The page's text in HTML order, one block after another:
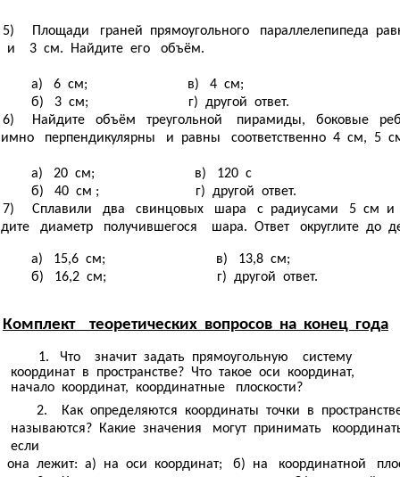
5) Площади граней прямоугольного параллелепипеда
3 см. Найдите его объём.
а) 6 см; в) 4 см;
б) 3 см; г) другой ответ.
6) Найдите объём треугольной пирамиды, боковые
перпендикулярны и равны соответственно 4 см, 5
а) 20 см; в) 120 с
б) 40 см ; г) другой ответ.
7) Сплавили два свинцовых шара с радиусами 5 см и
диаметр получившегося шара. Ответ округлите до
а) 15,6 см; в) 13,8 см;
б) 16,2 см; г) другой ответ.
Комплект теоретических вопросов на конец года
1. Что значит задать прямоугольную систему
координат в пространстве? Что такое оси координат,
начало координат, координатные плоскости?
2. Как определяются координаты точки в
называются? Какие значения могут принимать
если
она лежит: а) на оси координат; б) на координатной